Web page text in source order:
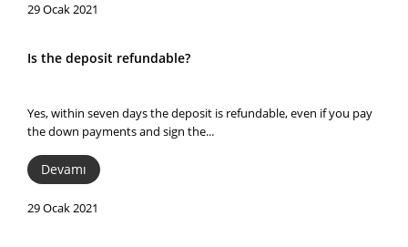
29 Ocak 2021
Is the deposit refundable?
Yes, within seven days the deposit is refundable, even if you pay
the down payments and sign the...
Devamı
29 Ocak 2021